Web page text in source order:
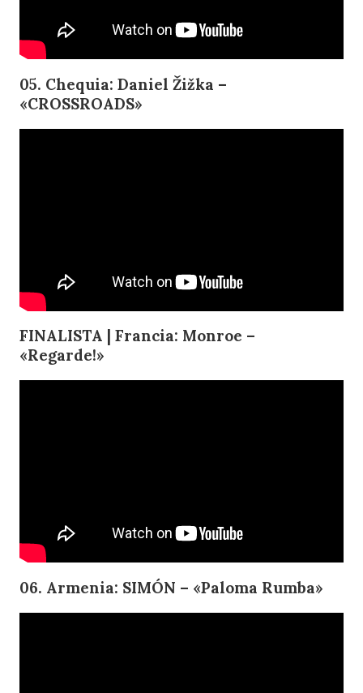
05. Chequia: Daniel Žižka –
«CROSSROADS»
FINALISTA | Francia: Monroe –
«Regarde!»
06. Armenia: SIMÓN – «Paloma Rumba»